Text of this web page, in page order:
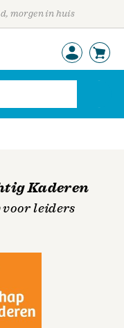
morgen in huis
Kaderen
voor leiders